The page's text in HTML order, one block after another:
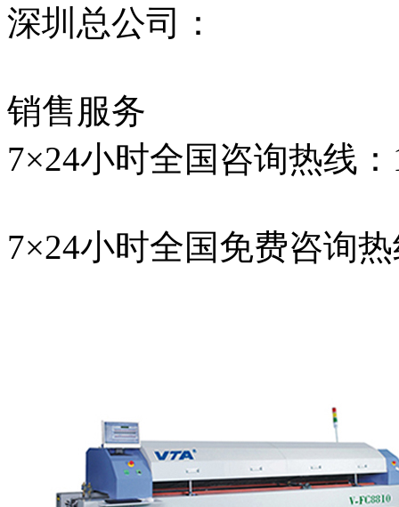
深圳总公司：
销售服务
7×24小时全国咨询热线
7×24小时全国免费咨询